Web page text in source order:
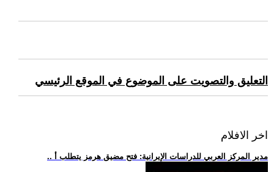
التعليق والتصويت على الموضوع في الموقع الرئيسي
اخر الافلام
.. مدير المركز العربي للدراسات الإيرانية: فتح مضيق هرمز يتطلب أ